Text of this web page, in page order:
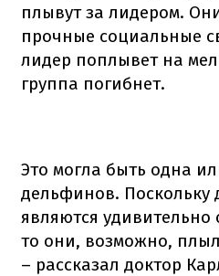
плывут за лидером.
прочные социальные
лидер поплывет на
группа погибнет.
Это могла быть одна
дельфинов.
являются
то они, возможно,
– рассказал доктор